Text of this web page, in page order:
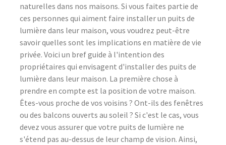
naturelles dans nos maisons. Si vous faites partie de
ces personnes qui aiment faire installer un puits de
lumière dans leur maison, vous voudrez peut-être
savoir quelles sont les implications en matière de vie
privée. Voici un bref guide à l'intention des
propriétaires qui envisagent d'installer des puits de
lumière dans leur maison. La première chose à
prendre en compte est la position de votre maison.
Êtes-vous proche de vos voisins ? Ont-ils des fenêtres
ou des balcons ouverts au soleil ? Si c'est le cas, vous
devez vous assurer que votre puits de lumière ne
s'étend pas au-dessus de leur champ de vision. Ainsi,